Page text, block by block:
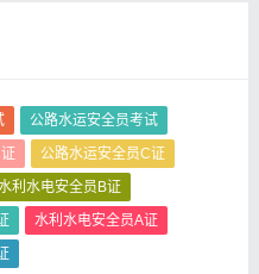
公路水运安全员考试
公路水运安全员C证
利水电安全员B证
水利水电安全员A证